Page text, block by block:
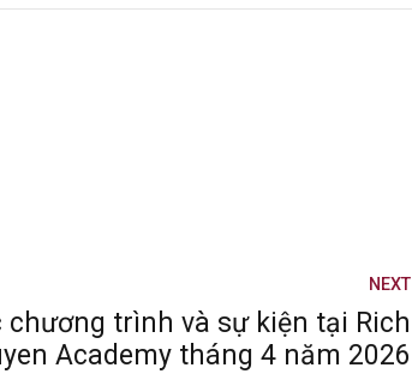
NEXT
chương trình và sự kiện tại Rich
Academy tháng 4 năm 2026